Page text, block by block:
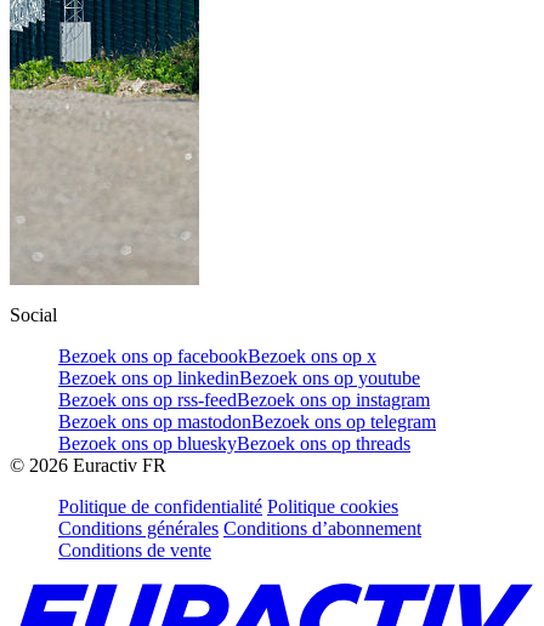
Social
Bezoek ons op facebookBezoek ons op x
Bezoek ons op linkedinBezoek ons op youtube
Bezoek ons op rss-feedBezoek ons op instagram
Bezoek ons op mastodonBezoek ons op telegram
Bezoek ons op blueskyBezoek ons op threads
© 2026 Euractiv FR
Politique de confidentialité Politique cookies
Conditions générales Conditions d’abonnement
Conditions de vente